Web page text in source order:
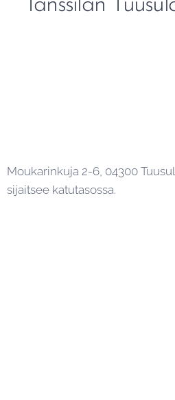
Tanssilan
Moukarinkuja 2-6, 04300
sijaitsee katutasossa.